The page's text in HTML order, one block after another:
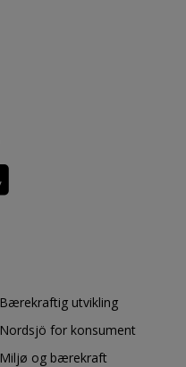
Bærekraftig utvikling
Nordsjö for konsument
Miljø og bærekraft